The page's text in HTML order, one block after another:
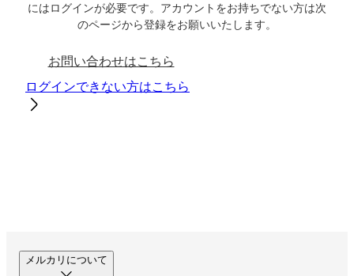
にはログインが必要です。アカウントをお持ちでない方は次
のページから登録をお願いいたします。
お問い合わせはこちら
ログインできない方はこちら
メルカリについて